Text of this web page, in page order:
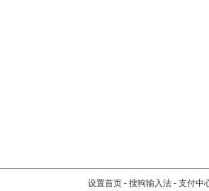
设置首页 - 搜狗输入法 - 支付中